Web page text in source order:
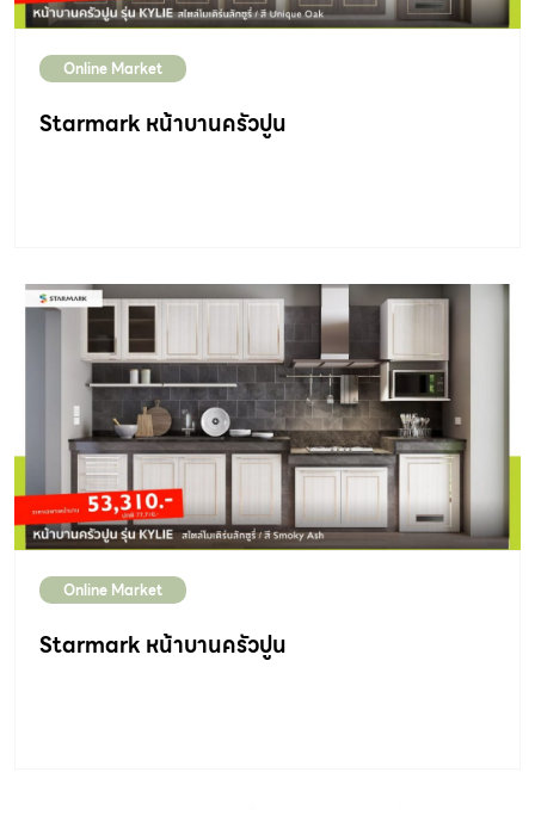
Online Market
Starmark หน้าบานครัวปูน
Online Market
Starmark หน้าบานครัวปูน